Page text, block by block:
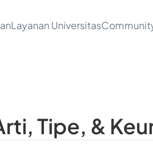
Layanan Universitas
Tipe, &